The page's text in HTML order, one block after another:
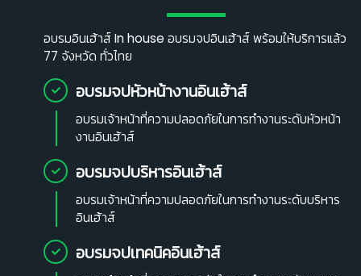
อบรมอินเฮ้าส์ In house อบรมจปอินเฮ้าส์ พร้อมให้บริการแล้ว
77 จังหวัด ทั่วไทย
อบรมจปหัวหน้างานอินเฮ้าส์
อบรมเจ้าหน้าที่ความปลอดภัยในการทำงานระดับหัวหน้า
งานอินเฮ้าส์
อบรมจปบริหารอินเฮ้าส์
อบรมเจ้าหน้าที่ความปลอดภัยในการทำงานระดับบริหาร
อินเฮ้าส์
อบรมจปเทคนิคอินเฮ้าส์